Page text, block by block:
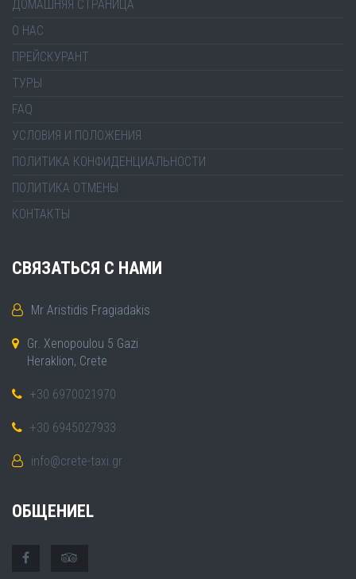
ДОМАШНЯЯ СТРАНИЦА
О НАС
ПРЕЙСКУРАНТ
ТУРЫ
FAQ
УСЛОВИЯ И ПОЛОЖЕНИЯ
ПОЛИТИКА КОНФИДЕНЦИАЛЬНОСТИ
ПОЛИТИКА ОТМЕНЫ
КОНТАКТЫ
СВЯЗАТЬСЯ С НАМИ
Mr Aristidis Fragiadakis
Gr. Xenopoulou 5 Gazi
Heraklion, Crete
+30 6970021970
+30 6945027933
info@crete-taxi.gr
ОБЩЕНИЕL